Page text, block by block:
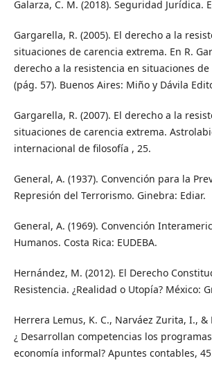
Galarza, C. M. (2018). Seguridad Jurídica.
Gargarella, R. (2005). El derecho a la
situaciones de carencia extrema. En R.
derecho a la resistencia en situaciones
(pág. 57). Buenos Aires: Miño y Dávila
Gargarella, R. (2007). El derecho a la
situaciones de carencia extrema.
internacional de filosofía , 25.
General, A. (1937). Convención para la
Represión del Terrorismo. Ginebra: Ediar.
General, A. (1969). Convención
Humanos. Costa Rica: EUDEBA.
Hernández, M. (2012). El Derecho
Resistencia. ¿Realidad o Utopía? México:
Herrera Lemus, K. C., Narváez Zurita, I., &
¿ Desarrollan competencias los
economía informal? Apuntes contables,